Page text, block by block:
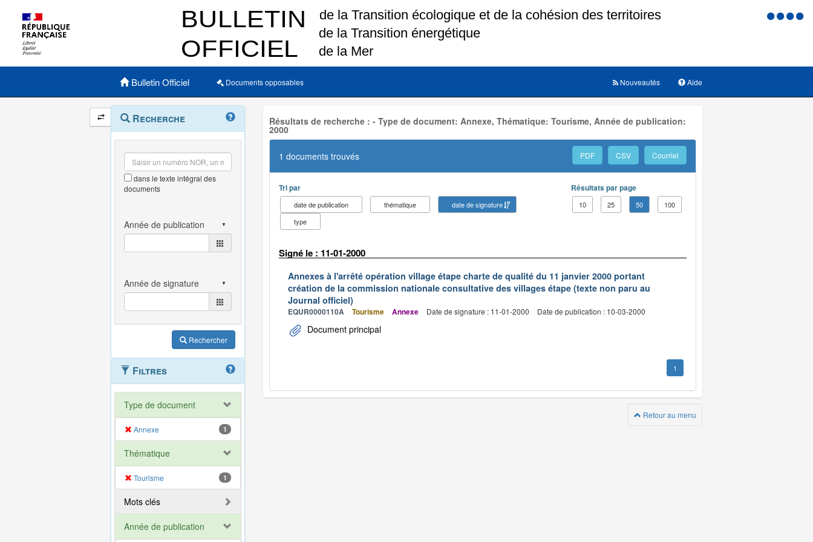
Menu
Menu principal
Bulletin Officiel Documents opposables Aide
Nouveautés
Navigation
et
outils
annexes
Menu
contextuel
Recherche
dans le texte intégral des
documents
Rechercher
Filtres
Type de document
Annexe 1
Thématique
Tourisme 1
Mots clés
Année de publication
Résultats de recherche : - Type de document: Annexe, Thématique: Tourisme, Année de publication:
2000
1 documents trouvés PDF CSV Courriel
Tri par
date de publication thématique
date de signature
type
Résultats par page
10 25 50 100
Signé le : 11-01-2000
Annexes à l'arrêté opération village étape charte de qualité du 11 janvier 2000 portant
création de la commission nationale consultative des villages étape (texte non paru au
Journal officiel)
EQUR0000110A Tourisme Annexe Date de signature : 11-01-2000 Date de publication : 10-03-2000
Document principal
1
Retour au menu